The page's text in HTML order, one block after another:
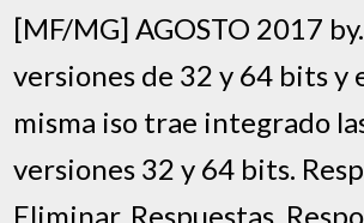
[MF/MG] AGOSTO 2017
versiones de 32 y 64 bits y
misma iso trae integrado
versiones 32 y 64 bits.
Eliminar. Respuestas.